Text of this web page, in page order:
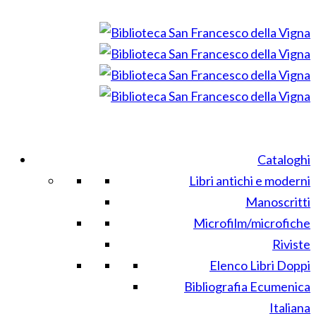
Cataloghi
Libri antichi e moderni
Manoscritti
Microfilm/microfiche
Riviste
Elenco Libri Doppi
Bibliografia Ecumenica
Italiana